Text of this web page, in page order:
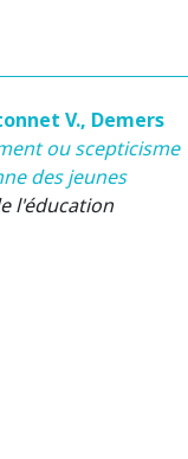
V., Demers
ou scepticisme
des jeunes
l'éducation